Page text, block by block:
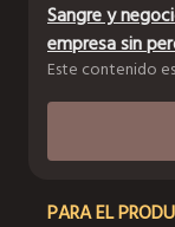
Sangre y
empresa sin
Este contenido
PARA EL